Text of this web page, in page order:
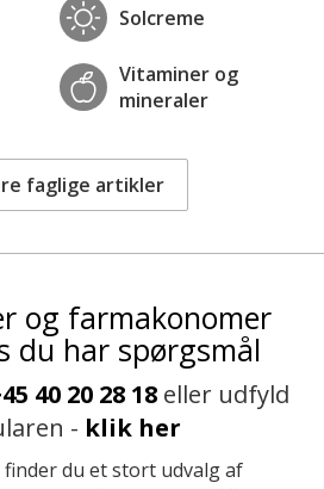
Solcreme
Vitaminer og
mineraler
faglige artikler
og farmakonomer
du har spørgsmål
40 20 28 18eller udfyld
- klik her
du et stort udvalg af